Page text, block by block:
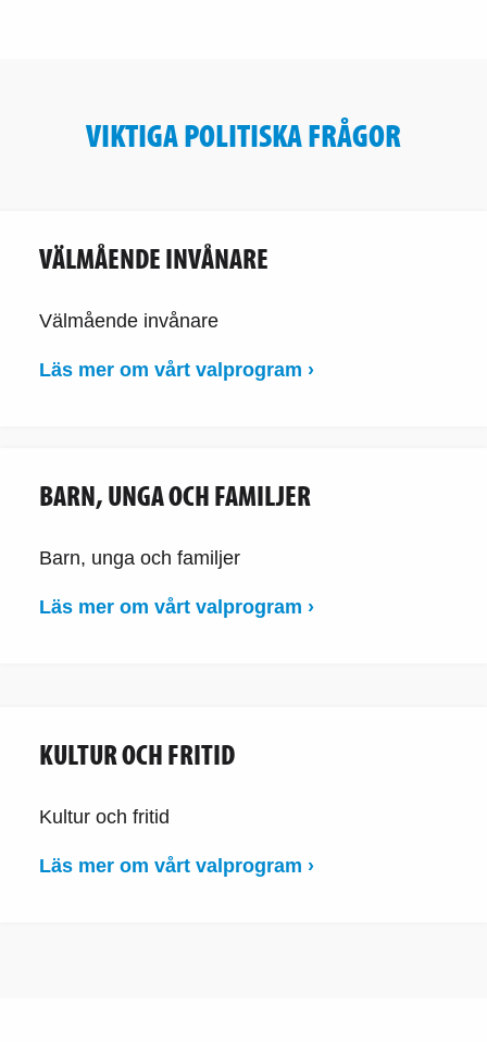
VIKTIGA POLITISKA FRÅGOR
VÄLMÅENDE INVÅNARE
Välmående invånare
Läs mer om vårt valprogram ›
BARN, UNGA OCH FAMILJER
Barn, unga och familjer
Läs mer om vårt valprogram ›
KULTUR OCH FRITID
Kultur och fritid
Läs mer om vårt valprogram ›